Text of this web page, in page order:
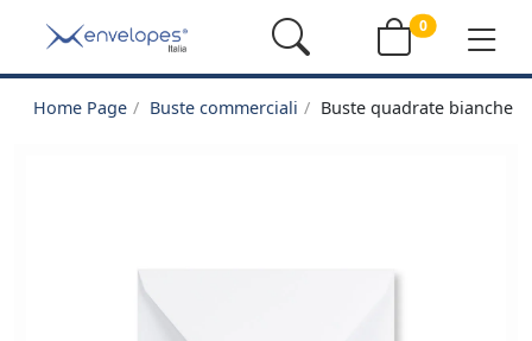
0
Home Page Buste commerciali Buste quadrate bianche